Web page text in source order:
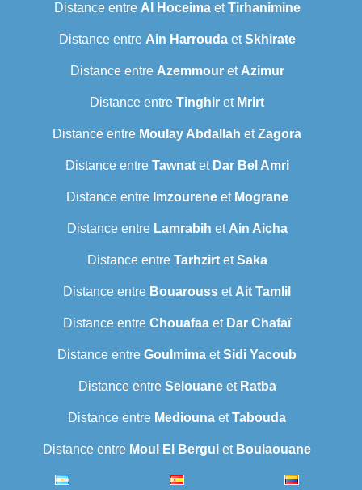
Distance entre Al HoceimaetTirhanimine
Distance entre Ain HarroudaetSkhirate
Distance entre Azemmouret Azimur
Distance entre Tinghir et Mrirt
Distance entre Moulay Abdallah etZagora
Distance entre Tawnatet Dar Bel Amri
Distance entre Imzoureneet Mograne
Distance entre Lamrabih et Ain Aicha
Distance entre TarhzirtetSaka
Distance entre Bouarouss et Ait Tamlil
Distance entre Chouafaa et Dar Chafaï
Distance entre Goulmima etSidi Yacoub
Distance entre Selouaneet Ratba
Distance entre Mediouna etTabouda
Distance entre Moul El Bergui et Boulaouane